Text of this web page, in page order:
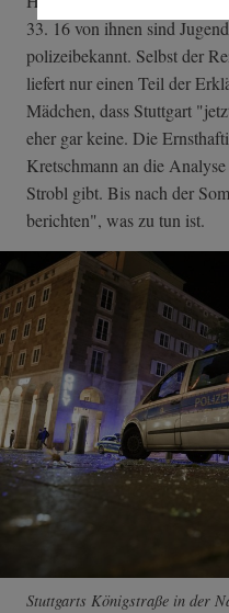
33. 16 von ihnen sind
polizeibekannt. Selbst der
liefert nur einen Teil der
Mädchen, dass Stuttgart
eher gar keine. Die
Kretschmann an die
Strobl gibt. Bis nach der
berichten", was zu tun ist.
Stuttgarts Königstraße in der